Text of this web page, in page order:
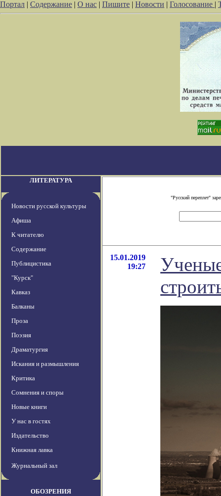
Портал | Содержание | О нас | Пишите | Новости | Голосование |
ЛИТЕРАТУРА
Новости русской культуры
Афиша
К читателю
Содержание
Публицистика
"Курск"
Кавказ
Балканы
Проза
Поэзия
Драматургия
Искания и размышления
Критика
Сомнения и споры
Новые книги
У нас в гостях
Издательство
Книжная лавка
Журнальный зал
ОБОЗРЕНИЯ
"Русский переплет"
15.01.2019
19:27